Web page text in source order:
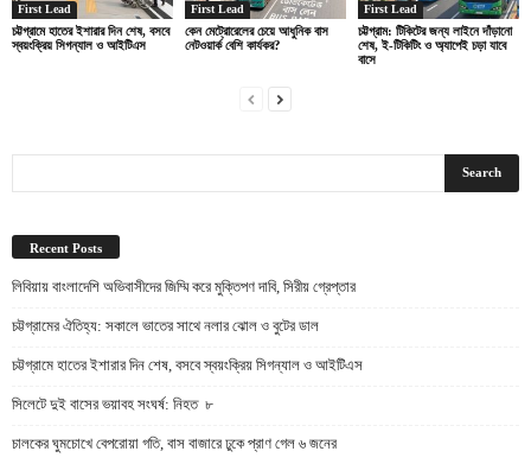
First Lead
চট্টগ্রামে হাতের ইশারার দিন শেষ, বসবে
স্বয়ংক্রিয় সিগন্যাল ও আইটিএস
First Lead
কেন মেট্রোরেলের চেয়ে আধুনিক বাস
নেটওয়ার্ক বেশি কার্যকর?
First Lead
চট্টগ্রাম: টিকিটের জন্য লাইনে দাঁড়ানো
শেষ, ই-টিকিটিং ও অ্যাপেই চড়া যাবে
বাসে
Recent Posts
লিবিয়ায় বাংলাদেশি অভিবাসীদের জিম্মি করে মুক্তিপণ দাবি, সিরীয় গ্রেপ্তার
চট্টগ্রামের ঐতিহ্য: সকালে ভাতের সাথে নলার ঝোল ও বুটের ডাল
চট্টগ্রামে হাতের ইশারার দিন শেষ, বসবে স্বয়ংক্রিয় সিগন্যাল ও আইটিএস
সিলেটে দুই বাসের ভয়াবহ সংঘর্ষ: নিহত ৮
চালকের ঘুমচোখে বেপরোয়া গতি, বাস বাজারে ঢুকে প্রাণ গেল ৬ জনের